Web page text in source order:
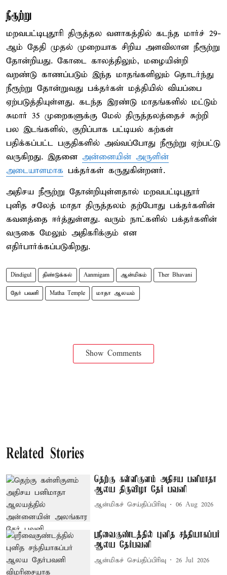
நீரூற்று
மறவபட்டிபுதூரி திருத்தல வளாகத்தில் கடந்த மார்ச் 29-
ஆம் தேதி முதல் முறையாக சிறிய அளவிலான நீரூற்று
தோன்றியது. கோடை காலத்திலும், மழையின்றி
வறண்டு காணப்படும் இந்த மாதங்களிலும் தொடர்ந்து
நீரூற்று தோன்றுவது பக்தர்கள் மத்தியில் வியப்பை
ஏற்படுத்தியுள்ளது. கடந்த இரண்டு மாதங்களில் மட்டும்
சுமார் 35 முறைகளுக்கு மேல் திருத்தலத்தைச் சுற்றி
பல இடங்களில், குறிப்பாக பட்டியல் கற்கள்
பதிக்கப்பட்ட பகுதிகளில் அவ்வப்போது நீரூற்று ஏற்பட்டு
வருகிறது. இதனை அன்னையின் அருளின்
அடையாளமாக பக்தர்கள் கருதுகின்றனர்.
அதிசய நீரூற்று தோன்றியுள்ளதால் மறவபட்டிபுதூர்
புனித சலேத் மாதா திருத்தலம் தற்போது பக்தர்களின்
கவனத்தை ஈர்த்துள்ளது. வரும் நாட்களில் பக்தர்களின்
வருகை மேலும் அதிகரிக்கும் என
எதிர்பார்க்கப்படுகிறது.
Dindigul திண்டுக்கல் Aanmigam ஆன்மிகம் Ther Bhavani
தேர் பவனி Matha Temple மாதா ஆலயம்
Show Comments
Related Stories
தெற்கு கள்ளிகுளம் அதிசய பனிமாதா
ஆலய திருவிழா தேர் பவனி
ஆன்மிகச் செய்திப்பிரிவு 06 Aug 2026
ஸ்ரீவைகுண்டத்தில் புனித சந்தியாகப்பர்
ஆலய தேர்பவனி
ஆன்மிகச் செய்திப்பிரிவு 26 Jul 2026